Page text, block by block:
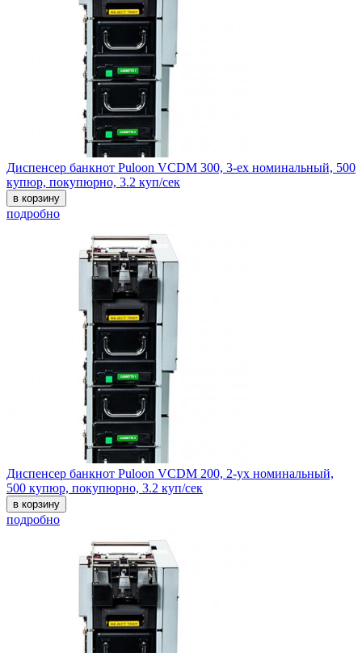
Диспенсер банкнот Puloon VCDM 300, 3-ех номинальный, 500
купюр, покупюрно, 3.2 куп/сек
в корзину
подробно
Диспенсер банкнот Puloon VCDM 200, 2-ух номинальный,
500 купюр, покупюрно, 3.2 куп/сек
в корзину
подробно